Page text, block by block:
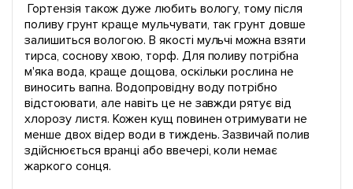
Гортензія також дуже любить вологу, тому після
поливу грунт краще мульчувати, так грунт довше
залишиться вологою. В якості мульчі можна взяти
тирса, соснову хвою, торф. Для поливу потрібна
м'яка вода, краще дощова, оскільки рослина не
виносить вапна. Водопровідну воду потрібно
відстоювати, але навіть це не завжди рятує від
хлорозу листя. Кожен кущ повинен отримувати не
менше двох відер води в тиждень. Зазвичай полив
здійснюється вранці або ввечері, коли немає
жаркого сонця.